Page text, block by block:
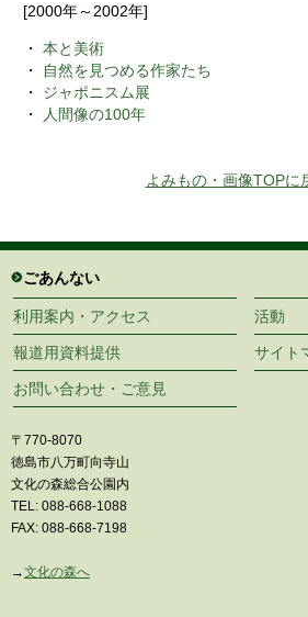
ごあんない
利用案内・アクセス 活動
報道用資料提供 サイト
お問い合わせ・ご意見
〒770-8070
徳島市八万町向寺山
文化の森総合公園内
TEL: 088-668-1088
FAX: 088-668-7198
→文化の森へ
[2000年～2002年]
・本と美術
・
自然を見つめる作家たち
・ ジャポニスム展
・
人間像の100年
よみもの・画像TOP